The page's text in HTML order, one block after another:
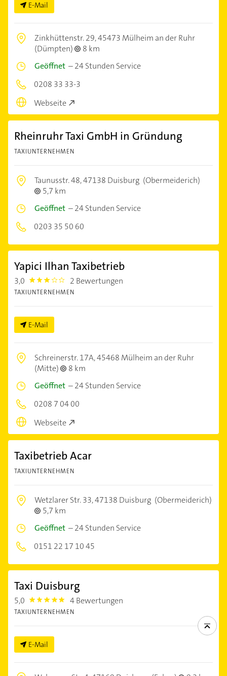
E-Mail
Zinkhüttenstr. 29,45473 Mülheim an der Ruhr
(Dümpten)
8 km
Geöffnet –24 Stunden Service
0208 33 33-3
Webseite
Rheinruhr Taxi GmbH in Gründung
TAXIUNTERNEHMEN
Taunusstr. 48,47138 Duisburg (Obermeiderich)
5,7 km
Geöffnet –24 Stunden Service
0203 35 50 60
Yapici Ilhan Taxibetrieb
3,0 3.0 2 Bewertungen
TAXIUNTERNEHMEN
E-Mail
Schreinerstr. 17A,45468 Mülheim an der Ruhr
(Mitte)
8 km
Geöffnet –24 Stunden Service
0208 7 04 00
Webseite
Taxibetrieb Acar
TAXIUNTERNEHMEN
Wetzlarer Str. 33,47138 Duisburg (Obermeiderich)
5,7 km
Geöffnet –24 Stunden Service
0151 22 17 10 45
Taxi Duisburg
5,0 5.0 4 Bewertungen
TAXIUNTERNEHMEN
E-Mail